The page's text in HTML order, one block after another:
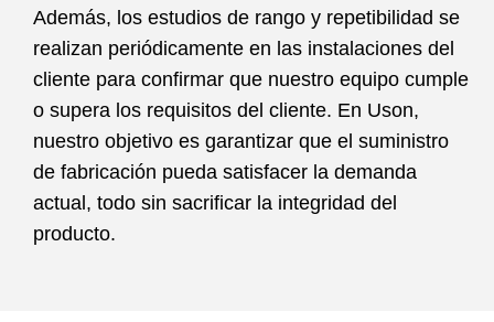
Además, los estudios de rango y repetibilidad se
realizan periódicamente en las instalaciones del
cliente para confirmar que nuestro equipo cumple
o supera los requisitos del cliente. En Uson,
nuestro objetivo es garantizar que el suministro
de fabricación pueda satisfacer la demanda
actual, todo sin sacrificar la integridad del
producto.